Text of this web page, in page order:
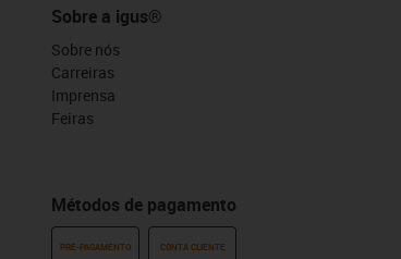
Sobre a igus®
Sobre nós
Carreiras
Imprensa
Feiras
Métodos de pagamento
PRÉ-PAGAMENTO CONTA CLIENTE